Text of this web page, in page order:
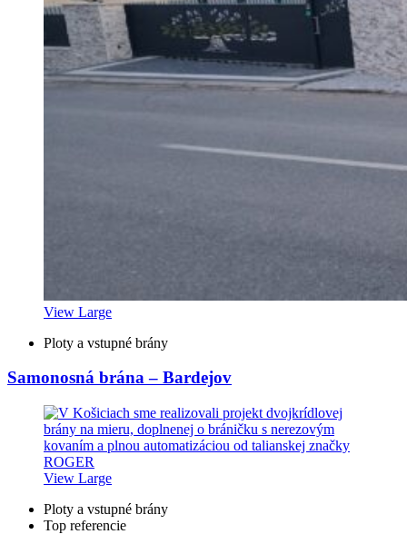
View Large
Ploty a vstupné brány
Samonosná brána – Bardejov
View Large
Ploty a vstupné brány
Top referencie